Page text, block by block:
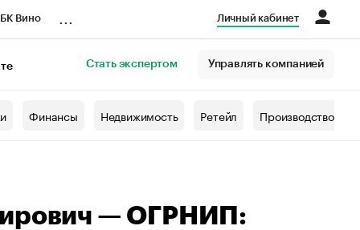
Вино Личный кабинет
Стать экспертом Управлять компанией
Финансы Недвижимость Ретейл Производство
— ОГРНИП: